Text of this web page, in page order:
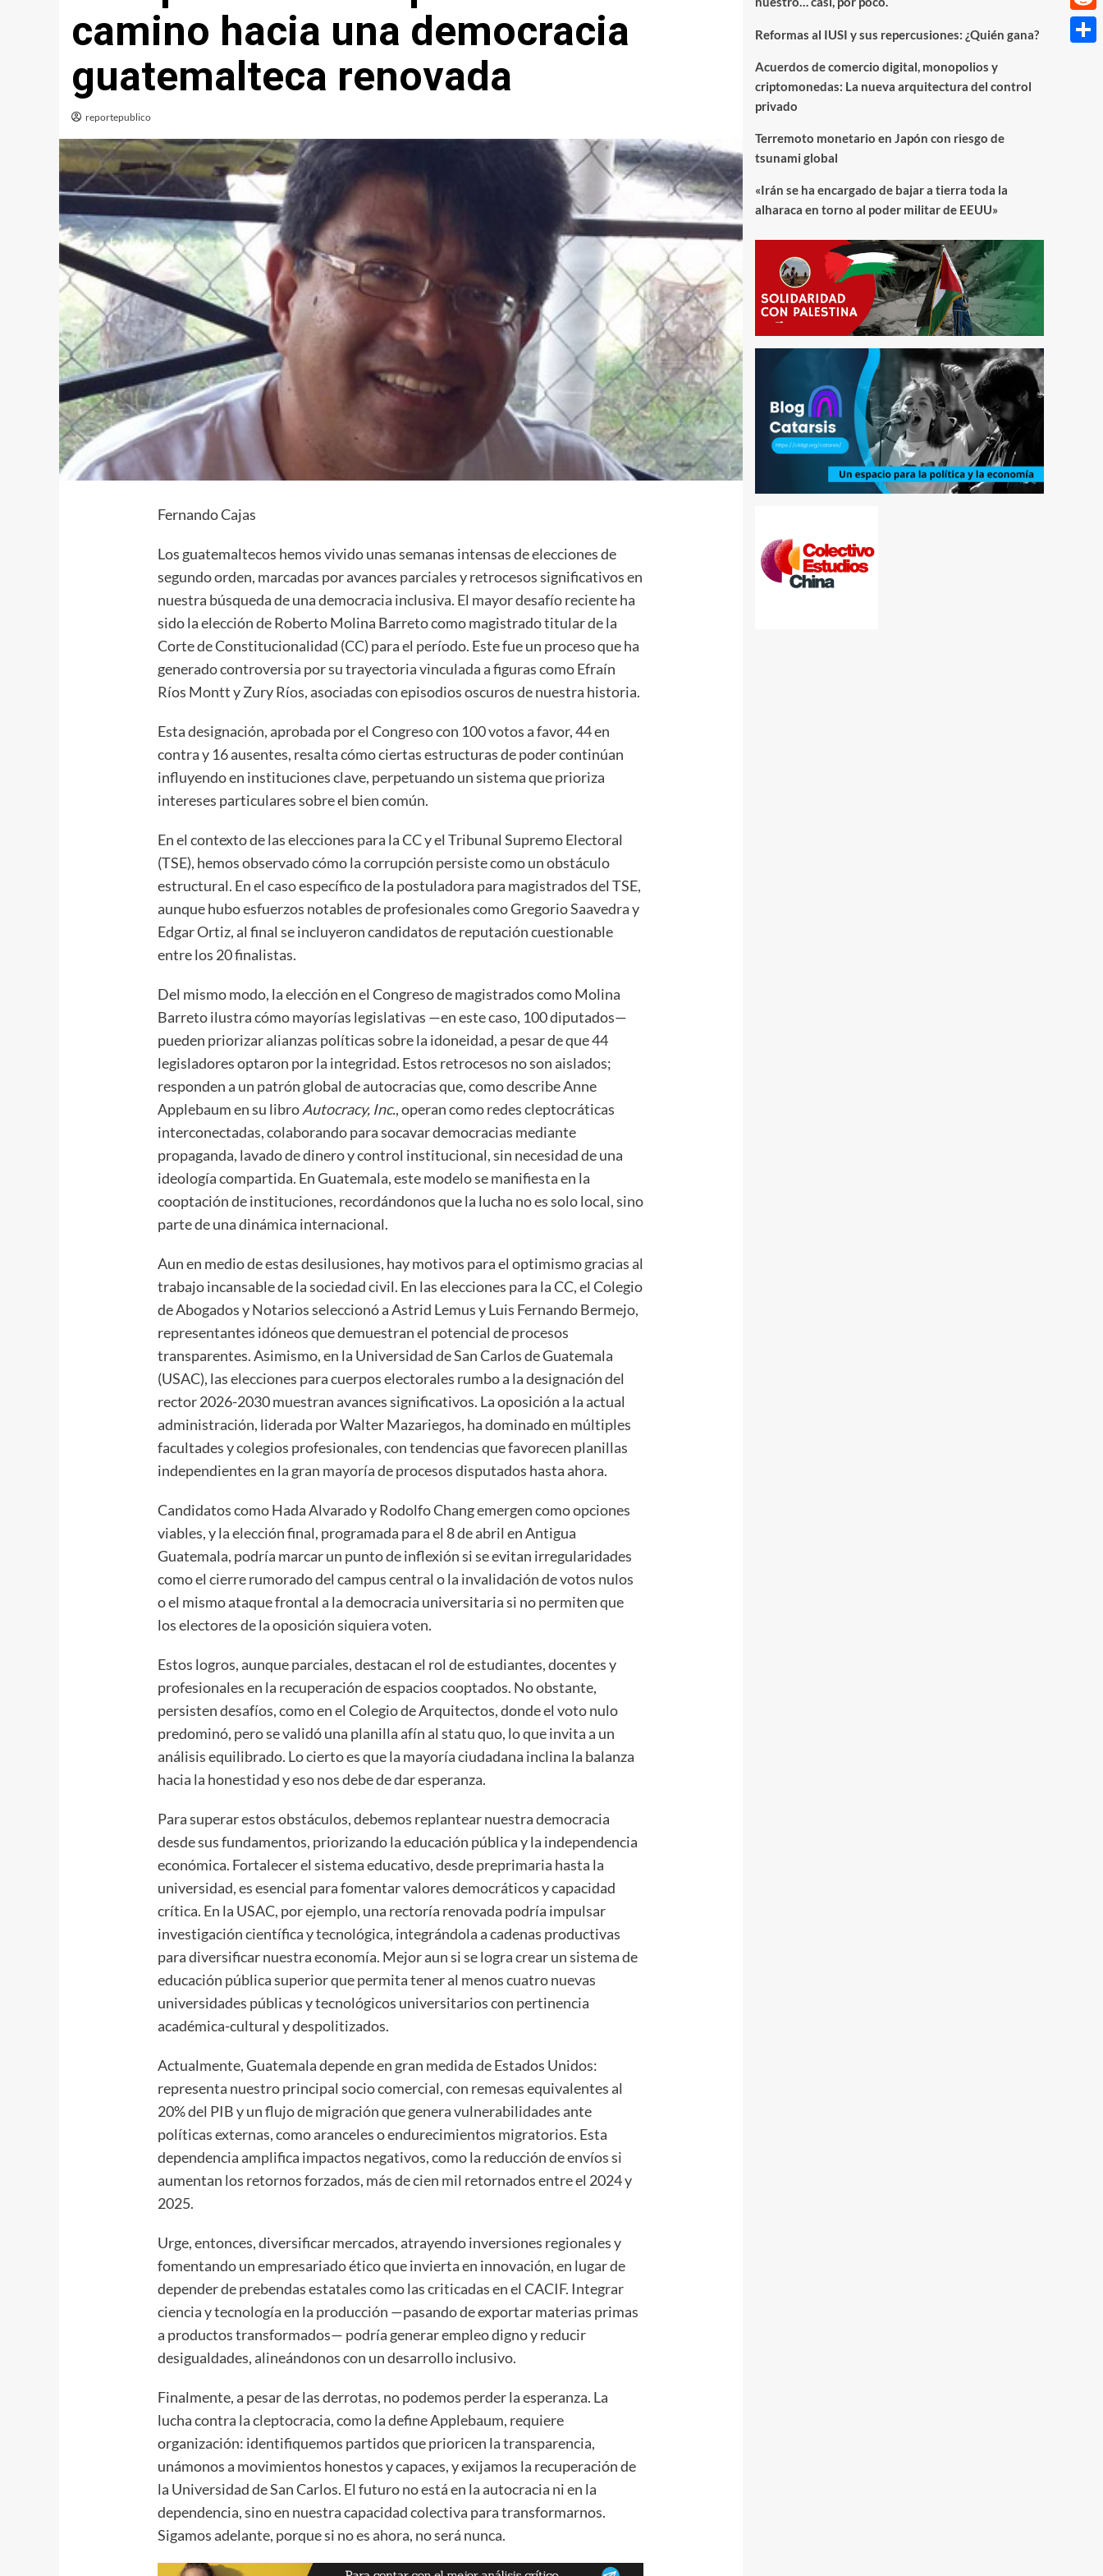
camino hacia una democracia
guatemalteca renovada
reportepublico
Fernando Cajas
Los guatemaltecos hemos vivido unas semanas intensas de elecciones de
segundo orden, marcadas por avances parciales y retrocesos significativos en
nuestra búsqueda de una democracia inclusiva. El mayor desafío reciente ha
sido la elección de Roberto Molina Barreto como magistrado titular de la
Corte de Constitucionalidad (CC) para el período. Este fue un proceso que ha
generado controversia por su trayectoria vinculada a figuras como Efraín
Ríos Montt y Zury Ríos, asociadas con episodios oscuros de nuestra historia.
Esta designación, aprobada por el Congreso con 100 votos a favor, 44 en
contra y 16 ausentes, resalta cómo ciertas estructuras de poder continúan
influyendo en instituciones clave, perpetuando un sistema que prioriza
intereses particulares sobre el bien común.
En el contexto de las elecciones para la CC y el Tribunal Supremo Electoral
(TSE), hemos observado cómo la corrupción persiste como un obstáculo
estructural. En el caso específico de la postuladora para magistrados del TSE,
aunque hubo esfuerzos notables de profesionales como Gregorio Saavedra y
Edgar Ortiz, al final se incluyeron candidatos de reputación cuestionable
entre los 20 finalistas.
Del mismo modo, la elección en el Congreso de magistrados como Molina
Barreto ilustra cómo mayorías legislativas —en este caso, 100 diputados—
pueden priorizar alianzas políticas sobre la idoneidad, a pesar de que 44
legisladores optaron por la integridad. Estos retrocesos no son aislados;
responden a un patrón global de autocracias que, como describe Anne
Applebaum en su libroAutocracy, Inc., operan como redes cleptocráticas
interconectadas, colaborando para socavar democracias mediante
propaganda, lavado de dinero y control institucional, sin necesidad de una
ideología compartida. En Guatemala, este modelo se manifiesta en la
cooptación de instituciones, recordándonos que la lucha no es solo local, sino
parte de una dinámica internacional.
Aun en medio de estas desilusiones, hay motivos para el optimismo gracias al
trabajo incansable de la sociedad civil. En las elecciones para la CC, el Colegio
de Abogados y Notarios seleccionó a Astrid Lemus y Luis Fernando Bermejo,
representantes idóneos que demuestran el potencial de procesos
transparentes. Asimismo, en la Universidad de San Carlos de Guatemala
(USAC), las elecciones para cuerpos electorales rumbo a la designación del
rector 2026-2030 muestran avances significativos. La oposición a la actual
administración, liderada por Walter Mazariegos, ha dominado en múltiples
facultades y colegios profesionales, con tendencias que favorecen planillas
independientes en la gran mayoría de procesos disputados hasta ahora.
Candidatos como Hada Alvarado y Rodolfo Chang emergen como opciones
viables, y la elección final, programada para el 8 de abril en Antigua
Guatemala, podría marcar un punto de inflexión si se evitan irregularidades
como el cierre rumorado del campus central o la invalidación de votos nulos
o el mismo ataque frontal a la democracia universitaria si no permiten que
los electores de la oposición siquiera voten.
Estos logros, aunque parciales, destacan el rol de estudiantes, docentes y
profesionales en la recuperación de espacios cooptados. No obstante,
persisten desafíos, como en el Colegio de Arquitectos, donde el voto nulo
predominó, pero se validó una planilla afín al statu quo, lo que invita a un
análisis equilibrado. Lo cierto es que la mayoría ciudadana inclina la balanza
hacia la honestidad y eso nos debe de dar esperanza.
Para superar estos obstáculos, debemos replantear nuestra democracia
desde sus fundamentos, priorizando la educación pública y la independencia
económica. Fortalecer el sistema educativo, desde preprimaria hasta la
universidad, es esencial para fomentar valores democráticos y capacidad
crítica. En la USAC, por ejemplo, una rectoría renovada podría impulsar
investigación científica y tecnológica, integrándola a cadenas productivas
para diversificar nuestra economía. Mejor aun si se logra crear un sistema de
educación pública superior que permita tener al menos cuatro nuevas
universidades públicas y tecnológicos universitarios con pertinencia
académica-cultural y despolitizados.
Actualmente, Guatemala depende en gran medida de Estados Unidos:
representa nuestro principal socio comercial, con remesas equivalentes al
20% del PIB y un flujo de migración que genera vulnerabilidades ante
políticas externas, como aranceles o endurecimientos migratorios. Esta
dependencia amplifica impactos negativos, como la reducción de envíos si
aumentan los retornos forzados, más de cien mil retornados entre el 2024 y
2025.
Urge, entonces, diversificar mercados, atrayendo inversiones regionales y
fomentando un empresariado ético que invierta en innovación, en lugar de
depender de prebendas estatales como las criticadas en el CACIF. Integrar
ciencia y tecnología en la producción —pasando de exportar materias primas
a productos transformados— podría generar empleo digno y reducir
desigualdades, alineándonos con un desarrollo inclusivo.
Finalmente, a pesar de las derrotas, no podemos perder la esperanza. La
lucha contra la cleptocracia, como la define Applebaum, requiere
organización: identifiquemos partidos que prioricen la transparencia,
unámonos a movimientos honestos y capaces, y exijamos la recuperación de
la Universidad de San Carlos. El futuro no está en la autocracia ni en la
dependencia, sino en nuestra capacidad colectiva para transformarnos.
Sigamos adelante, porque si no es ahora, no será nunca.
Reformas al IUSI y sus repercusiones: ¿Quién gana?
Acuerdos de comercio digital, monopolios y
criptomonedas: La nueva arquitectura del control
privado
Terremoto monetario en Japón con riesgo de
tsunami global
«Irán se ha encargado de bajar a tierra toda la
alharaca en torno al poder militar de EEUU»